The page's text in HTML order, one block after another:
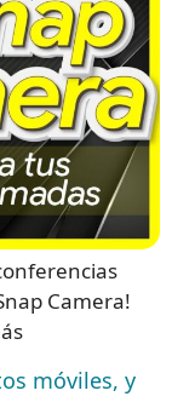
Camera!
móviles, y